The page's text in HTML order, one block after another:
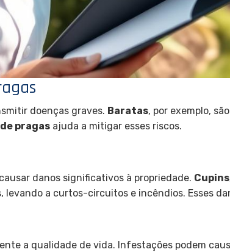
doenças graves. Baratas, por exemplo,
pragas ajuda a mitigar esses riscos.
danos significativos à propriedade. Cupins
a curtos-circuitos e incêndios. Esses
a qualidade de vida. Infestações podem